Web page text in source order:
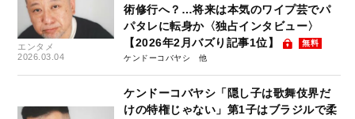
エンタメ
2026.03.04
術修行へ？…将来は本気のワイプ芸でパ
パタレに転身か〈独占インタビュー〉
【2026年2月バズり記事1位】
無料
ケンドーコバヤシ
ケンドーコバヤシ「隠し子は歌舞伎界だ
けの特権じゃない」第1子はブラジルで柔